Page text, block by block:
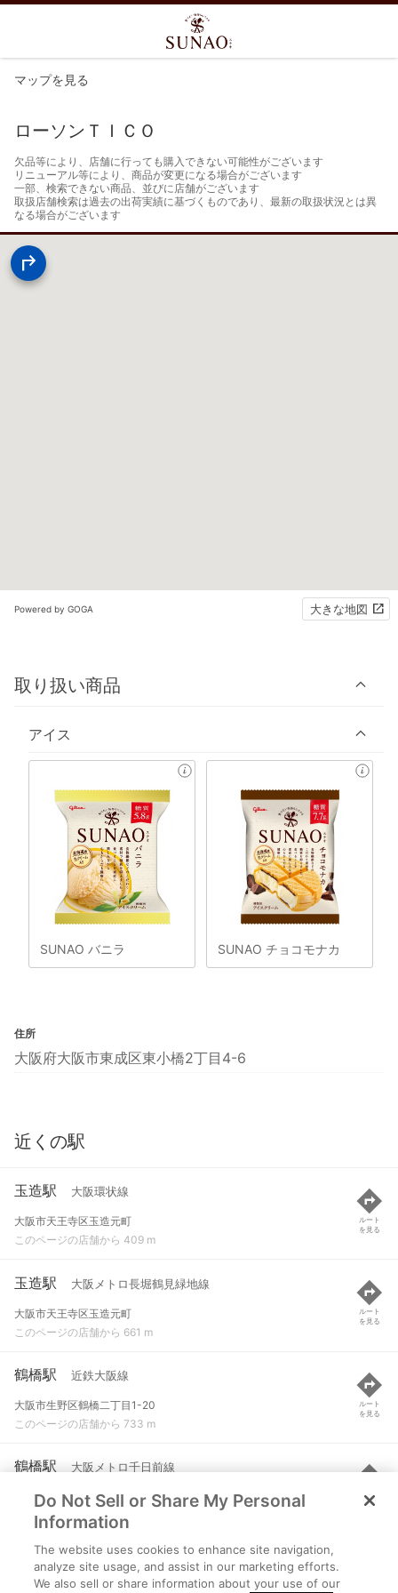
マップを見る
ローソンＴＩＣＯ
欠品等により、店舗に行っても購入できない可能性がございます
リニューアル等により、商品が変更になる場合がございます
一部、検索できない商品、並びに店舗がございます
取扱店舗検索は過去の出荷実績に基づくものであり、最新の取扱状況とは異
なる場合がございます
Powered by GOGA 大きな地図
取り扱い商品
アイス
SUNAO バニラ SUNAO チョコモナカ
住所
大阪府大阪市東成区東小橋2丁目4-6
近くの駅
玉造駅 大阪環状線
大阪市天王寺区玉造元町
このページの店舗から 409 m
ルート
を見る
玉造駅 大阪メトロ長堀鶴見緑地線
大阪市天王寺区玉造元町
このページの店舗から 661 m
ルート
を見る
鶴橋駅 近鉄大阪線
大阪市生野区鶴橋二丁目1-20
このページの店舗から 733 m
ルート
を見る
鶴橋駅 大阪メトロ千日前線
大阪市天王寺区下味原町1-24
このページの店舗から 746 m
ルート
を見る
鶴橋駅 大阪環状線
大阪市天王寺区下味原町1-1
Do Not Sell or Share My Personal
Information
The website uses cookies to enhance site navigation,
analyze site usage, and assist in our marketing efforts.
We also sell or share information about your use of our